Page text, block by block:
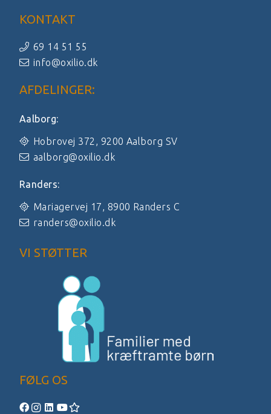
KONTAKT
69 14 51 55
info@oxilio.dk
AFDELINGER:
Aalborg:
Hobrovej 372, 9200 Aalborg SV
aalborg@oxilio.dk
Randers:
Mariagervej 17, 8900 Randers C
randers@oxilio.dk
VI STØTTER
FØLG OS